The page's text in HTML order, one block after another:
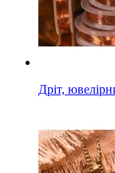
Дріт,